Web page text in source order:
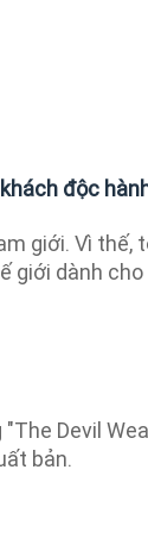
độc
giới. Vì thế,
giới dành cho
Devil
bản.